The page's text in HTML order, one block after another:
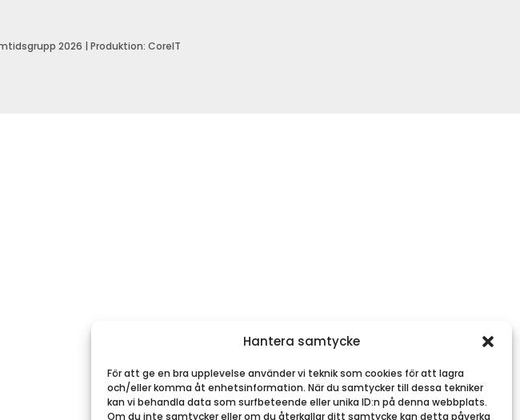
Hantera samtycke
För att ge en bra upplevelse använder vi teknik som cookies för att lagra
och/eller komma åt enhetsinformation. När du samtycker till dessa tekniker
kan vi behandla data som surfbeteende eller unika ID:n på denna webbplats.
Om du inte samtycker eller om du återkallar ditt samtycke kan detta påverka
2026 | Produktion: CoreIT